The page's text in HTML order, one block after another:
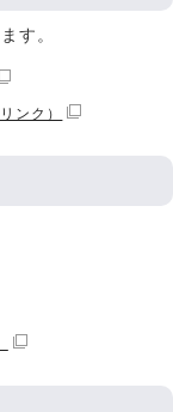
す。
ンク）